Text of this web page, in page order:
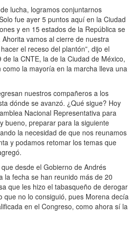
lucha, logramos conjuntarnos
fue ayer 5 puntos aquí en la Ciudad
y en 15 estados de la República se
vamos al cierre de nuestra
el receso del plantón”, dijo el
la CNTE, la de la Ciudad de México,
la mayoría en la marcha lleva una
nuestros compañeros a los
dónde se avanzó. ¿Qué sigue? Hoy
Nacional Representativa para
bueno, preparar para la siguiente
la necesidad de que nos reunamos
y podamos retomar los temas que
desde el Gobierno de Andrés
la fecha se han reunido más de 20
que les hizo el tabasqueño de derogar
que no lo consiguió, pues Morena decía
en el Congreso, como ahora sí la